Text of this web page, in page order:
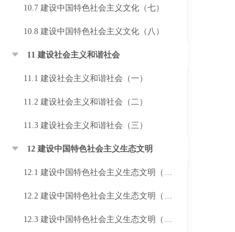
10.7 建设中国特色社会主义文化（七）
10.8 建设中国特色社会主义文化（八）
11 建设社会主义和谐社会
11.1 建设社会主义和谐社会（一）
11.2 建设社会主义和谐社会（二）
11.3 建设社会主义和谐社会（三）
12 建设中国特色社会主义生态文明
12.1 建设中国特色社会主义生态文明（一）
12.2 建设中国特色社会主义生态文明（二）
12.3 建设中国特色社会主义生态文明（三）